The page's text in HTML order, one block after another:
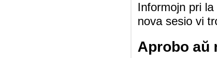
Informojn pri
nova sesio vi
Aprobo aŭ